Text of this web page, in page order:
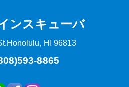
ンスキューバ
Honolulu, HI 96813
8865